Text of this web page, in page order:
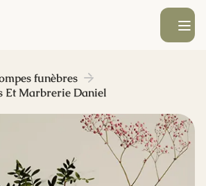
Ouvrir le
funèbres
Et Marbrerie Daniel